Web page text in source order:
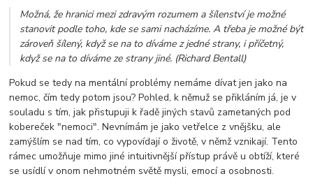
Možná, že hranici mezi zdravým rozumem a šílenství je možné
stanovit podle toho, kde se sami nacházíme. A třeba je možné být
zároveň šílený, když se na to díváme z jedné strany, i příčetný,
když se na to díváme ze strany jiné. (Richard Bentall)
Pokud se tedy na mentální problémy nemáme dívat jen jako na
nemoc, čím tedy potom jsou? Pohled, k němuž se přikláním já, je v
souladu s tím, jak přistupuji k řadě jiných stavů zametaných pod
kobereček "nemoci". Nevnímám je jako vetřelce z vnějšku, ale
zamýšlím se nad tím, co vypovídají o životě, v němž vznikají. Tento
rámec umožňuje mimo jiné intuitivnější přístup právě u obtíží, které
se usídlí v onom nehmotném světě mysli, emocí a osobnosti.